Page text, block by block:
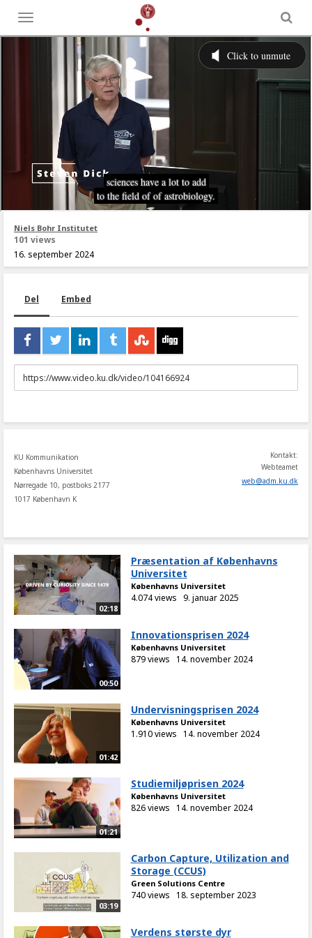
Toggle
menu
Niels Bohr Institutet
101 views
16. september 2024
Del Embed
URL
to
KU Kommunikation
Københavns Universitet
Nørregade 10, postboks 2177
1017 København K
Kontakt:
Webteamet
web@adm.ku.dk
02:18
Præsentation af Københavns
Universitet
Københavns Universitet
4.074 views 9. januar 2025
00:50
Innovationsprisen 2024
Københavns Universitet
879 views 14. november 2024
01:42
Undervisningsprisen 2024
Københavns Universitet
1.910 views 14. november 2024
01:21
Studiemiljøprisen 2024
Københavns Universitet
826 views 14. november 2024
03:19
Carbon Capture, Utilization and
Storage (CCUS)
Green Solutions Centre
740 views 18. september 2023
Verdens største dyr